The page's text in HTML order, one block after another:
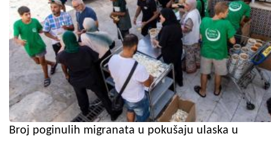
Broj poginulih migranata u pokušaju ulaska u